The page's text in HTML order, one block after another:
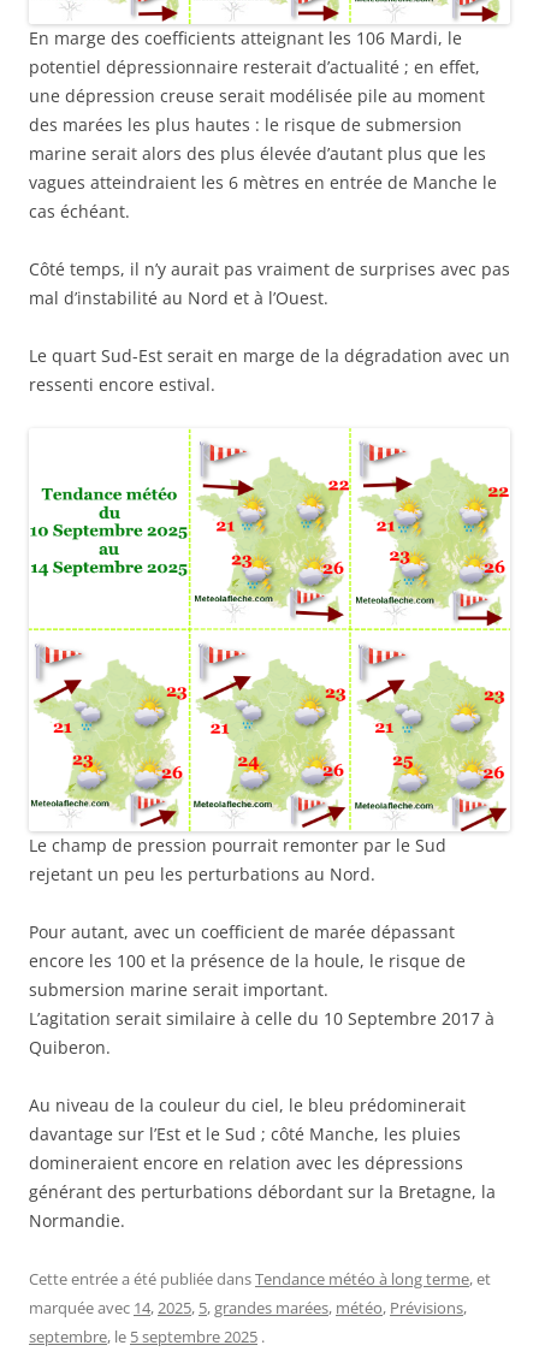
En marge des coefficients atteignant les 106 Mardi, le
potentiel dépressionnaire resterait d’actualité ; en effet,
une dépression creuse serait modélisée pile au moment
des marées les plus hautes : le risque de submersion
marine serait alors des plus élevée d’autant plus que les
vagues atteindraient les 6 mètres en entrée de Manche le
cas échéant.
Côté temps, il n’y aurait pas vraiment de surprises avec pas
mal d’instabilité au Nord et à l’Ouest.
Le quart Sud-Est serait en marge de la dégradation avec un
ressenti encore estival.
Le champ de pression pourrait remonter par le Sud
rejetant un peu les perturbations au Nord.
Pour autant, avec un coefficient de marée dépassant
encore les 100 et la présence de la houle, le risque de
submersion marine serait important.
L’agitation serait similaire à celle du 10 Septembre 2017 à
Quiberon.
Au niveau de la couleur du ciel, le bleu prédominerait
davantage sur l’Est et le Sud ; côté Manche, les pluies
domineraient encore en relation avec les dépressions
générant des perturbations débordant sur la Bretagne, la
Normandie.
Cette entrée a été publiée dansTendance météo à long terme, et
marquée avec 14,2025, 5,grandes marées, météo, Prévisions,
septembre, le 5 septembre 2025 .